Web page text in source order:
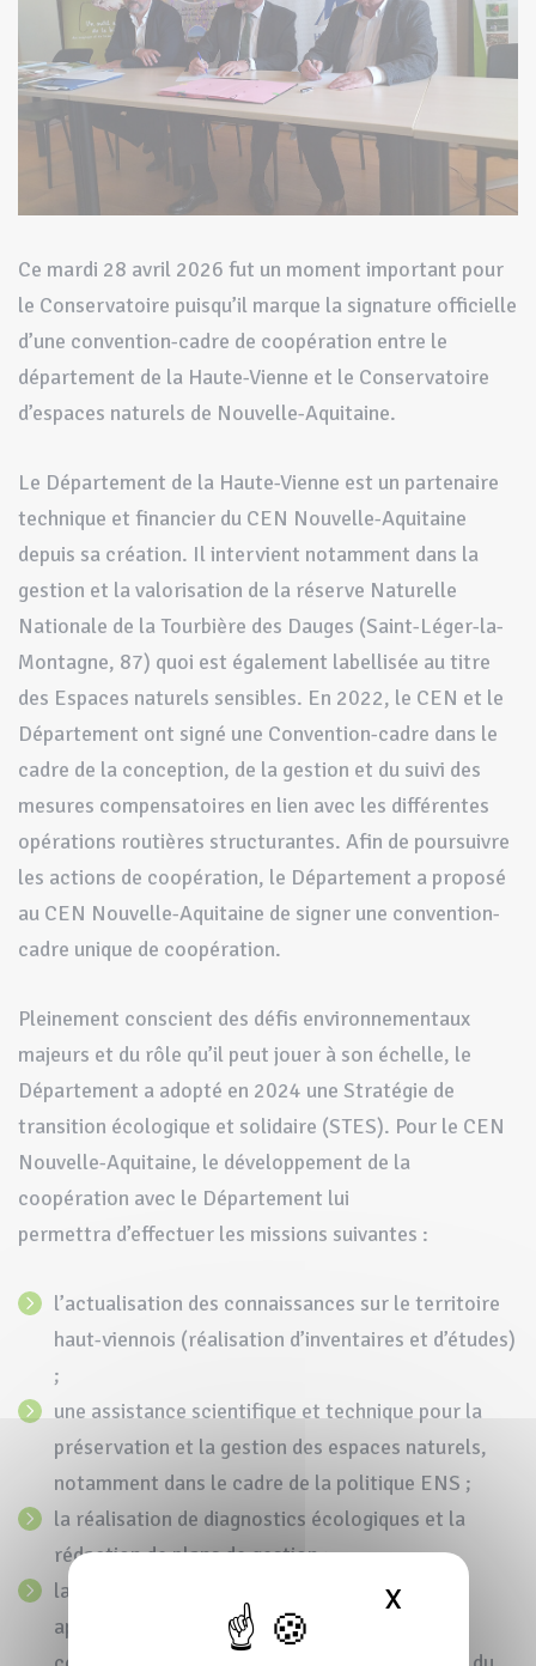
X
Ce mardi 28 avril 2026 fut un moment important pour
le Conservatoire puisqu’il marque la signature officielle
d’une convention-cadre de coopération entre le
département de la Haute-Vienne et le Conservatoire
d’espaces naturels de Nouvelle-Aquitaine.
Le Département de la Haute-Vienne est un partenaire
technique et financier du CEN Nouvelle-Aquitaine
depuis sa création. Il intervient notamment dans la
gestion et la valorisation de la réserve Naturelle
Nationale de la Tourbière des Dauges (Saint-Léger-la-
Montagne, 87) quoi est également labellisée au titre
des Espaces naturels sensibles. En 2022, le CEN et le
Département ont signé une Convention-cadre dans le
cadre de la conception, de la gestion et du suivi des
mesures compensatoires en lien avec les différentes
opérations routières structurantes. Afin de poursuivre
les actions de coopération, le Département a proposé
au CEN Nouvelle-Aquitaine de signer une convention-
cadre unique de coopération.
Pleinement conscient des défis environnementaux
majeurs et du rôle qu’il peut jouer à son échelle, le
Département a adopté en 2024 une Stratégie de
transition écologique et solidaire (STES). Pour le CEN
Nouvelle-Aquitaine, le développement de la
coopération avec le Département lui
permettra d’effectuer les missions suivantes :
l’actualisation des connaissances sur le territoire
haut-viennois (réalisation d’inventaires et d’études)
;
une assistance scientifique et technique pour la
préservation et la gestion des espaces naturels,
notamment dans le cadre de la politique ENS ;
la réalisation de diagnostics écologiques et la
rédaction de plans de gestion ;
la réalisation de travaux de génie écologique
appropriés dans un objectif de préservation